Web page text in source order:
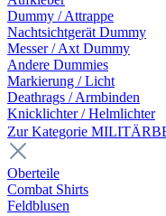
Dummy / Attrappe
Nachtsichtgerät Dummy
Messer / Axt Dummy
Andere Dummies
Markierung / Licht
Deathrags / Armbinden
Knicklichter / Helmlichter
Zur Kategorie
Oberteile
Combat Shirts
Feldblusen